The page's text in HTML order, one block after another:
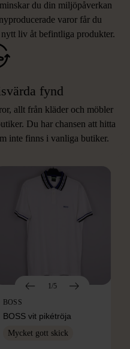
du din miljöpåverkan
varor får du
liv åt befintliga produkter.
fynd
allt från kläder och möbler
Du har chansen att hitta
inte finns i vanliga butiker.
om denna
1/5
BOSS
BOSS vit pikétröja
Mycket gott skick